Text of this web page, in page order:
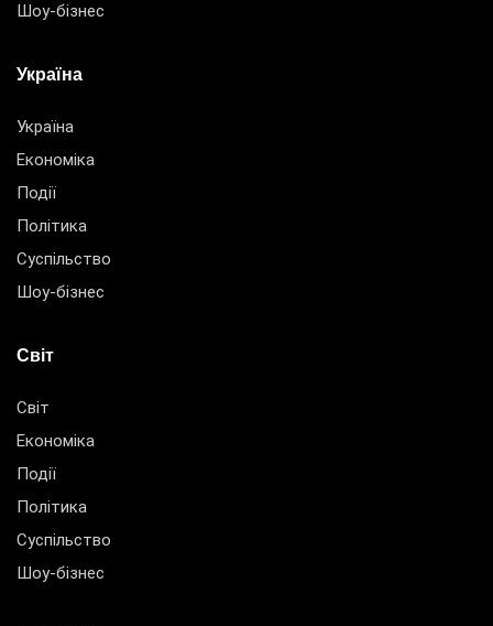
Шоу-бізнес
Україна
Україна
Економіка
Події
Політика
Суспільство
Шоу-бізнес
Світ
Світ
Економіка
Події
Політика
Суспільство
Шоу-бізнес